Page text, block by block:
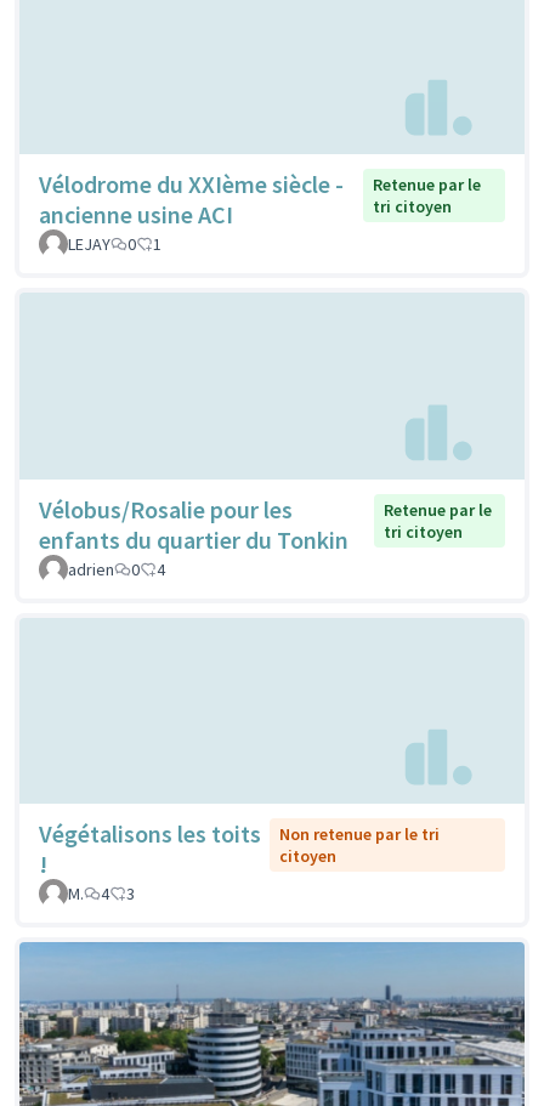
Vélodrome du XXIème siècle -
ancienne usine ACI
Retenue par le
tri citoyen
LEJAY
0 1
Vélobus/Rosalie pour les
enfants du quartier du Tonkin
Retenue par le
tri citoyen
adrien
0 4
Végétalisons les toits
!
Non retenue par le tri
citoyen
M.
4 3